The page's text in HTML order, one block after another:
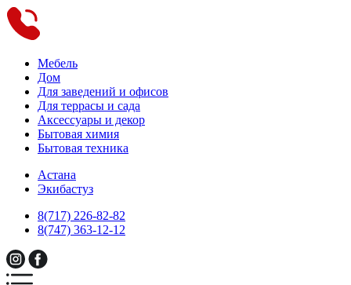
Мебель
Дом
Для заведений и офисов
Для террасы и сада
Аксессуары и декор
Бытовая химия
Бытовая техника
Астана
Экибастуз
8(717) 226-82-82
8(747) 363-12-12